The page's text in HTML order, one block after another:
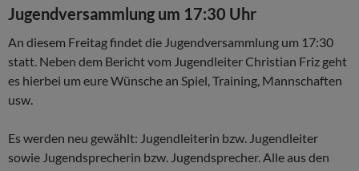
Jugendversammlung um 17:30 Uhr
An diesem Freitag findet die Jugendversammlung um 17:30
statt. Neben dem Bericht vom Jugendleiter Christian Friz geht
es hierbei um eure Wünsche an Spiel, Training, Mannschaften
usw.
Es werden neu gewählt: Jugendleiterin bzw. Jugendleiter
sowie Jugendsprecherin bzw. Jugendsprecher. Alle aus den